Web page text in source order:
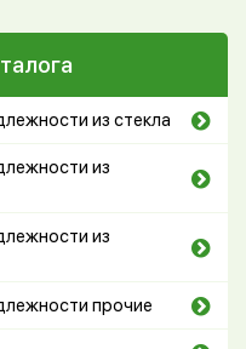
из стекла
из
из
прочие